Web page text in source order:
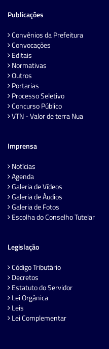
Publicações
Convênios da Prefeitura
Convocações
Editais
Normativas
Outros
Portarias
Processo Seletivo
Concurso Público
VTN - Valor de terra Nua
Imprensa
Notícias
Agenda
Galeria de Vídeos
Galeria de Áudios
Galeria de Fotos
Escolha do Conselho Tutelar
Legislação
Código Tributário
Decretos
Estatuto do Servidor
Lei Orgânica
Leis
Lei Complementar